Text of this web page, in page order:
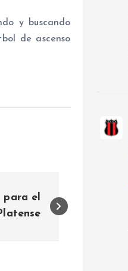
y buscando
de ascenso
para el